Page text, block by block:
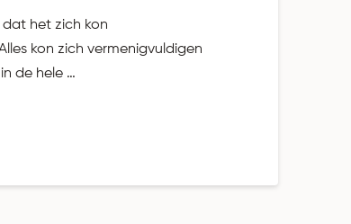
dat het zich kon
kon zich vermenigvuldigen
de hele …